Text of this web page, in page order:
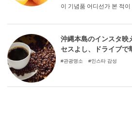
이 기념품 어디선가 본 적
어떤 것을 사야 할지 모르
합니다. 기념품 선택에 꼭
沖縄本島のインスタ映
セスよし、ドライブで
る！
관광명소 인스타 감성